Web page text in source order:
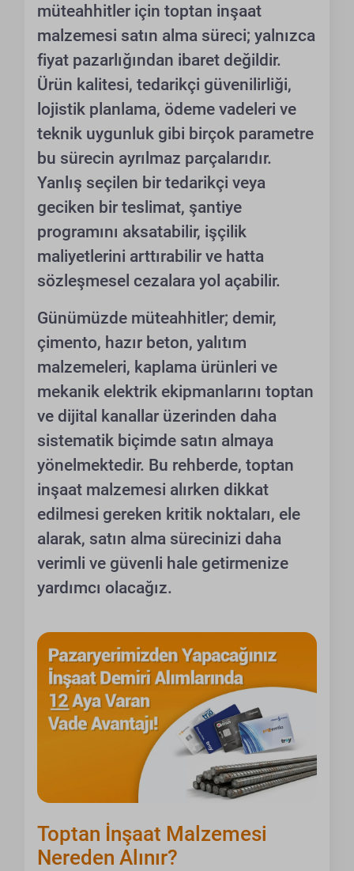
müteahhitler için toptan inşaat
malzemesi satın alma süreci; yalnızca
fiyat pazarlığından ibaret değildir.
Ürün kalitesi, tedarikçi güvenilirliği,
lojistik planlama, ödeme vadeleri ve
teknik uygunluk gibi birçok parametre
bu sürecin ayrılmaz parçalarıdır.
Yanlış seçilen bir tedarikçi veya
geciken bir teslimat, şantiye
programını aksatabilir, işçilik
maliyetlerini arttırabilir ve hatta
sözleşmesel cezalara yol açabilir.
Günümüzde müteahhitler; demir,
çimento, hazır beton, yalıtım
malzemeleri, kaplama ürünleri ve
mekanik elektrik ekipmanlarını toptan
ve dijital kanallar üzerinden daha
sistematik biçimde satın almaya
yönelmektedir. Bu rehberde, toptan
inşaat malzemesi alırken dikkat
edilmesi gereken kritik noktaları, ele
alarak, satın alma sürecinizi daha
verimli ve güvenli hale getirmenize
yardımcı olacağız.
Toptan İnşaat Malzemesi
Nereden Alınır?